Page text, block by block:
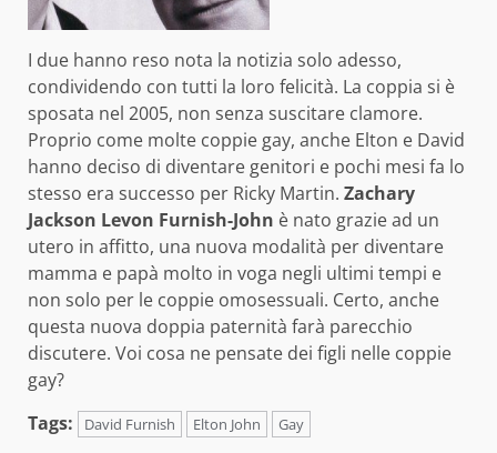
I due hanno reso nota la notizia solo adesso,
condividendo con tutti la loro felicità. La coppia si è
sposata nel 2005, non senza suscitare clamore.
Proprio come molte coppie gay, anche Elton e David
hanno deciso di diventare genitori e pochi mesi fa lo
stesso era successo per Ricky Martin. Zachary
Jackson Levon Furnish-John è nato grazie ad un
utero in affitto, una nuova modalità per diventare
mamma e papà molto in voga negli ultimi tempi e
non solo per le coppie omosessuali. Certo, anche
questa nuova doppia paternità farà parecchio
discutere. Voi cosa ne pensate dei figli nelle coppie
gay?
Tags:
David Furnish Elton John Gay